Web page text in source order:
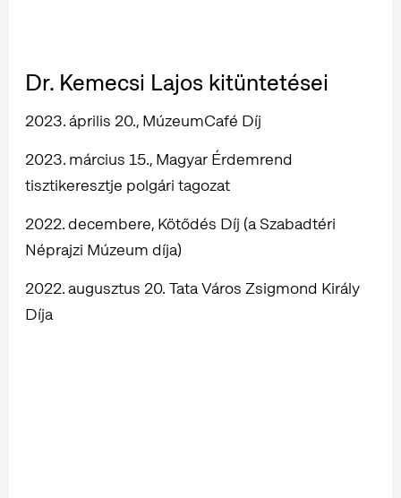
Dr. Kemecsi Lajos kitüntetései
2023. április 20., MúzeumCafé Díj
2023. március 15., Magyar Érdemrend
tisztikeresztje polgári tagozat
2022. decembere, Kötődés Díj (a Szabadtéri
Néprajzi Múzeum díja)
2022. augusztus 20. Tata Város Zsigmond Király
Díja